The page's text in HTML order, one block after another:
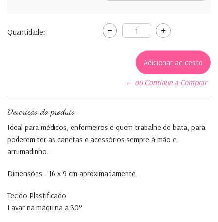
Quantidade:
← ou Continue a Comprar
Descrição do produto
Ideal para médicos, enfermeiros e quem trabalhe de bata, para
poderem ter as canetas e acessórios sempre à mão e
arrumadinho.
Dimensões - 16 x 9 cm aproximadamente.
Tecido Plastificado
Lavar na máquina a 30º